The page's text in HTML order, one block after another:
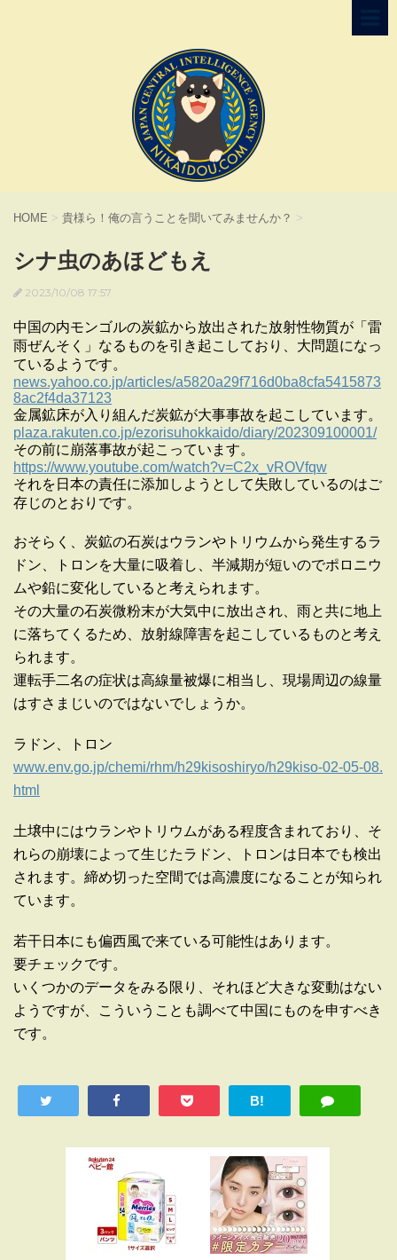
HOME > 貴様ら！俺の言うことを聞いてみませんか？ >
シナ虫のあほどもえ
2023/10/08 17:57
中国の内モンゴルの炭鉱から放出された放射性物質が「雷
雨ぜんそく」なるものを引き起こしており、大問題になっ
ているようです。
news.yahoo.co.jp/articles/a5820a29f716d0ba8cfa5415873
8ac2f4da37123
金属鉱床が入り組んだ炭鉱が大事事故を起こしています。
plaza.rakuten.co.jp/ezorisuhokkaido/diary/202309100001/
その前に崩落事故が起こっています。
https://www.youtube.com/watch?v=C2x_vROVfqw
それを日本の責任に添加しようとして失敗しているのはご
存じのとおりです。
おそらく、炭鉱の石炭はウランやトリウムから発生するラ
ドン、トロンを大量に吸着し、半減期が短いのでポロニウ
ムや鉛に変化していると考えられます。
その大量の石炭微粉末が大気中に放出され、雨と共に地上
に落ちてくるため、放射線障害を起こしているものと考え
られます。
運転手二名の症状は高線量被爆に相当し、現場周辺の線量
はすさまじいのではないでしょうか。
ラドン、トロン
www.env.go.jp/chemi/rhm/h29kisoshiryo/h29kiso-02-05-08.
html
土壌中にはウランやトリウムがある程度含まれており、そ
れらの崩壊によって生じたラドン、トロンは日本でも検出
されます。締め切った空間では高濃度になることが知られ
ています。
若干日本にも偏西風で来ている可能性はあります。
要チェックです。
いくつかのデータをみる限り、それほど大きな変動はない
ようですが、こういうことも調べて中国にものを申すべき
です。
B!